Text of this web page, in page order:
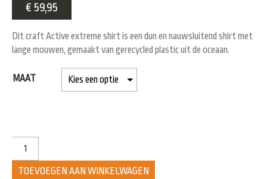
€ 59,95
Dit craft Active extreme shirt is een dun en nauwsluitend shirt met
lange mouwen, gemaakt van gerecycled plastic uit de oceaan.
MAAT
TOEVOEGEN AAN WINKELWAGEN